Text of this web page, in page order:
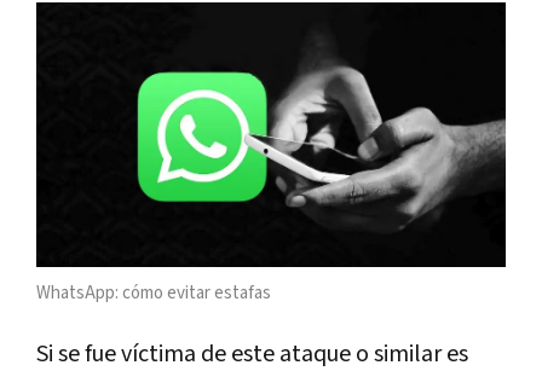
WhatsApp: cómo evitar estafas
Si se fue víctima de este ataque o similar es